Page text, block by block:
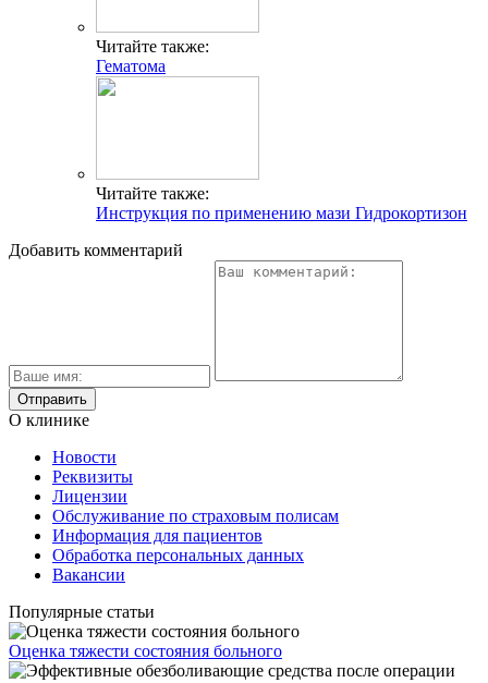
Читайте также:
Гематома
Читайте также:
Инструкция по применению мази Гидрокортизон
Добавить комментарий
О клинике
Новости
Реквизиты
Лицензии
Обслуживание по страховым полисам
Информация для пациентов
Обработка персональных данных
Вакансии
Популярные статьи
Оценка тяжести состояния больного